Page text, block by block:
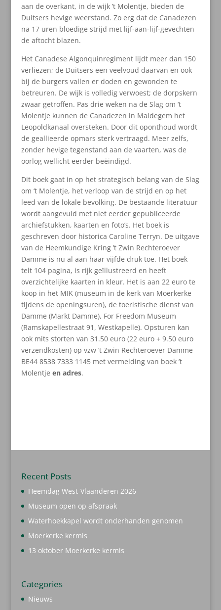
aan de overkant, in de wijk ’t Molentje, bieden de
Duitsers hevige weerstand. Zo erg dat de Canadezen
na 17 uren bloedige strijd met lijf-aan-lijf-gevechten
de aftocht blazen.
Het Canadese Algonquinregiment lijdt meer dan 150
verliezen; de Duitsers een veelvoud daarvan en ook
bij de burgers vallen er doden en gewonden te
betreuren. De wijk is volledig verwoest; de dorpskern
zwaar getroffen. Pas drie weken na de Slag om ‘t
Molentje kunnen de Canadezen in Maldegem het
Leopoldkanaal oversteken. Door dit oponthoud wordt
de geallieerde opmars sterk vertraagd. Meer zelfs,
zonder hevige tegenstand aan de vaarten, was de
oorlog wellicht eerder beëindigd.
Dit boek gaat in op het strategisch belang van de Slag
om ‘t Molentje, het verloop van de strijd en op het
leed van de lokale bevolking. De bestaande literatuur
wordt aangevuld met niet eerder gepubliceerde
archiefstukken, kaarten en foto’s. Het boek is
geschreven door historica Caroline Terryn. De uitgave
van de Heemkundige Kring ’t Zwin Rechteroever
Damme is nu al aan haar vijfde druk toe. Het boek
telt 104 pagina, is rijk geïllustreerd en heeft
overzichtelijke kaarten in kleur. Het is aan 22 euro te
koop in het MIK (museum in de kerk van Moerkerke
tijdens de openingsuren), de toeristische dienst van
Damme (Markt Damme), For Freedom Museum
(Ramskapellestraat 91, Westkapelle). Opsturen kan
ook mits storten van 31.50 euro (22 euro + 9.50 euro
verzendkosten) op vzw ‘t Zwin Rechteroever Damme
BE44 8538 7333 1145 met vermelding van boek ’t
Molentje en adres.
Recent Posts
Heemdag West-Vlaanderen 2026
Museum open op afspraak
Waterhoekkapel wordt onderhanden genomen
Moerkerke kermis
13 oktober Moerkerke kermis
Categories
Nieuws